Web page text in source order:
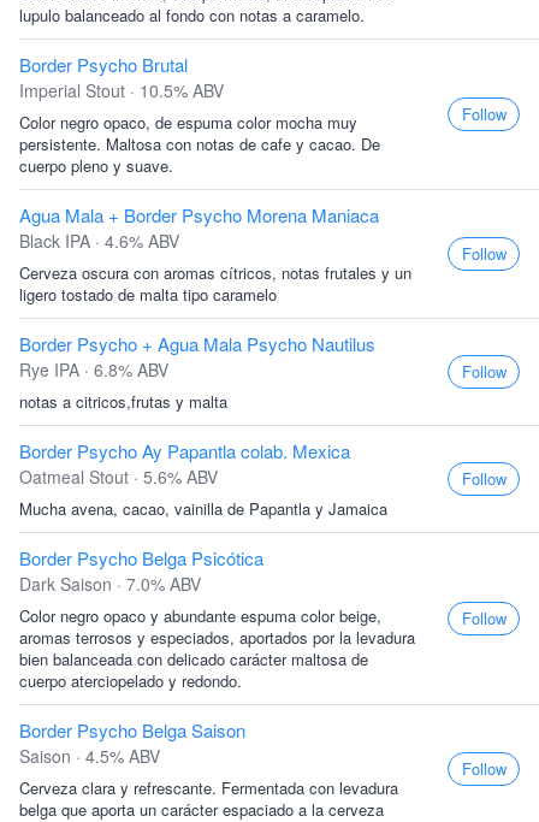
lupulo balanceado al fondo con notas a caramelo.
Border Psycho Brutal
Imperial Stout · 10.5% ABV
Color negro opaco, de espuma color mocha muy
persistente. Maltosa con notas de cafe y cacao. De
cuerpo pleno y suave.
Follow
Agua Mala + Border Psycho Morena Maniaca
Black IPA · 4.6% ABV
Cerveza oscura con aromas cítricos, notas frutales y un
ligero tostado de malta tipo caramelo
Follow
Border Psycho + Agua Mala Psycho Nautilus
Rye IPA · 6.8% ABV
notas a citricos,frutas y malta
Follow
Border Psycho Ay Papantla colab. Mexica
Oatmeal Stout · 5.6% ABV
Mucha avena, cacao, vainilla de Papantla y Jamaica
Follow
Border Psycho Belga Psicótica
Dark Saison · 7.0% ABV
Color negro opaco y abundante espuma color beige,
aromas terrosos y especiados, aportados por la levadura
bien balanceada con delicado carácter maltosa de
cuerpo aterciopelado y redondo.
Follow
Border Psycho Belga Saison
Saison · 4.5% ABV
Cerveza clara y refrescante. Fermentada con levadura
belga que aporta un carácter espaciado a la cerveza
Follow